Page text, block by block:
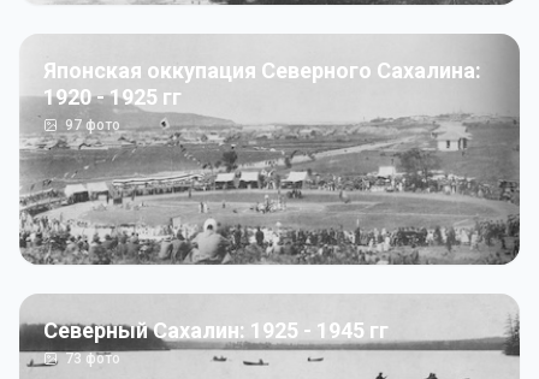
Японская оккупация Северного Сахалина:
1920 - 1925 гг
97 фото
Северный Сахалин: 1925 - 1945 гг
73фото